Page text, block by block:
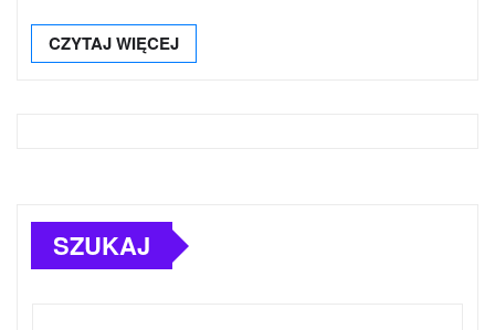
CZYTAJ WIĘCEJ
SZUKAJ